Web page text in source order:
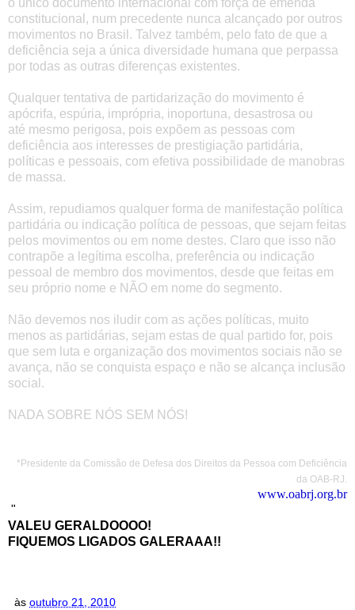
o único documento internacional com força de emenda
constitucional, num precedente nunca alcançado por outros
movimentos no Brasil. Talvez também, pelo fato de que a
deficiência seja a única diversidade humana que perpassa
por todas as outras diferenças existentes.
Qualquer tentativa de partidarização do movimento é
apócrifa, espúria, imprópria, inoportuna, desastrosa ou
até mesmo perigosa, pois expõem as pessoas com
deficiência aos interesses de prestigiação partidária,
políticas e pessoais, com efetiva possibilidade de manobras
de massa.
Assim, repudiamos qualquer forma de manifestação política
partidária ou indicação política de pessoas, que sejam feitas
pelos movimentos ou em nome destes. Claro que isso não
contrapõe a legítima escolha, preferência ou indicação
pessoal de membro dos movimentos, desde que feitas em
seu próprio nome e NÃO em nome do segmento.
Não devemos nos iludir com as ações políticas, muito
menos as partidárias, sejam estas de qual partido for, pois
que sem luta e organização dos movimentos sociais não se
avança, não se conquista espaço e não se alcança inclusão
social.
NADA SOBRE NÓS SEM NÓS!
*Presidente da Comissão de Defesa dos Direitos da Pessoa com Deficiência
da OAB-RJ.
www.oabrj.org.br
"
VALEU GERALDOOOO!
FIQUEMOS LIGADOS GALERAAA!!
às outubro 21, 2010